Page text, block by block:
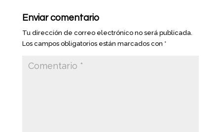
Enviar comentario
Tu dirección de correo electrónico no será publicada.
Los campos obligatorios están marcados con *